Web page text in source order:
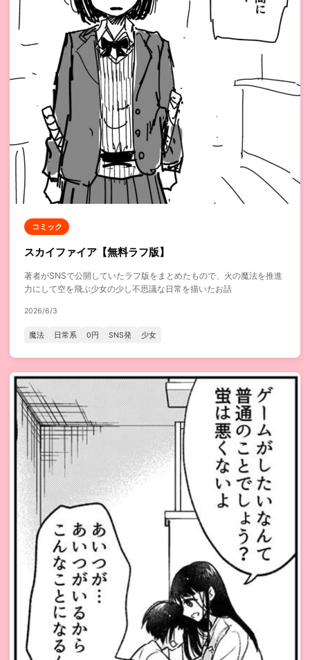
コミック
スカイファイア【無料ラフ版】
著者がSNSで公開していたラフ版をまとめたもので、火の魔法を推進
力にして空を飛ぶ少女の少し不思議な日常を描いたお話
2026/6/3
魔法 日常系 0円 SNS発 少女